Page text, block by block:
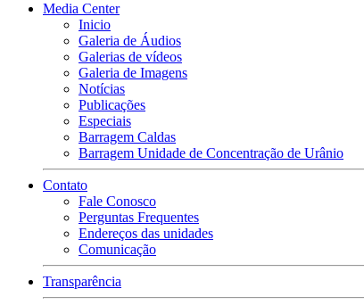
Media Center
Inicio
Galeria de Áudios
Galerias de vídeos
Galeria de Imagens
Notícias
Publicações
Especiais
Barragem Caldas
Barragem Unidade de Concentração de Urânio
Contato
Fale Conosco
Perguntas Frequentes
Endereços das unidades
Comunicação
Transparência